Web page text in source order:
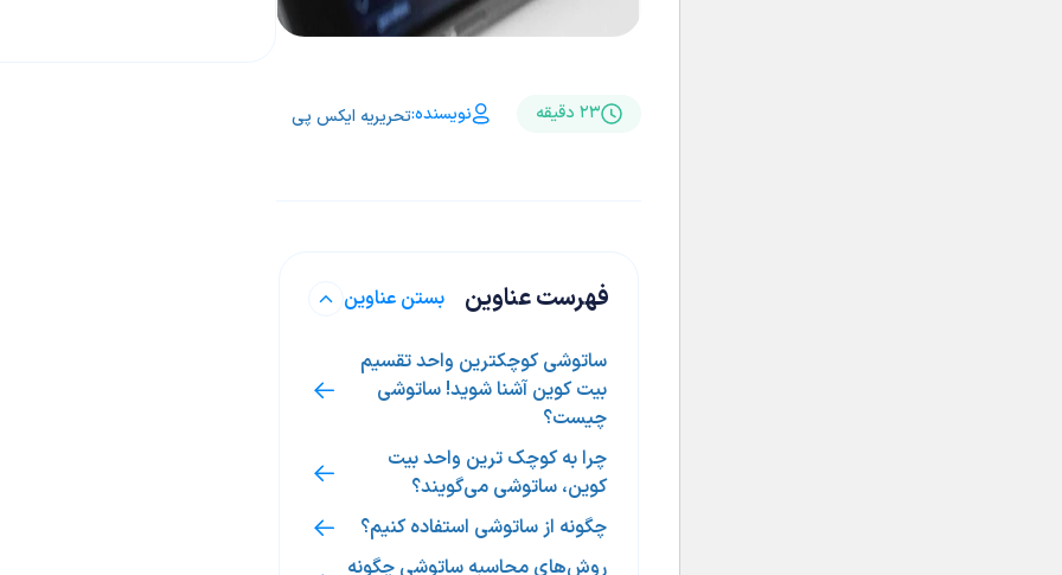
۲۳ دقیقه نویسنده:تحریریه ایکس پی
فهرست عناوین بستن عناوین
ساتوشی کوچکترین واحد تقسیم
بیت کوین آشنا شوید! ساتوشی
چیست؟
چرا به کوچک ترین واحد بیت
کوین، ساتوشی می‌گویند؟
چگونه از ساتوشی استفاده کنیم؟
روش‌های محاسبه ساتوشی چگونه